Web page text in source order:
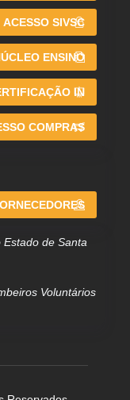
ACESSO SIVSC
ENSINO
IN
COMPRAS
de Santa
Voluntários